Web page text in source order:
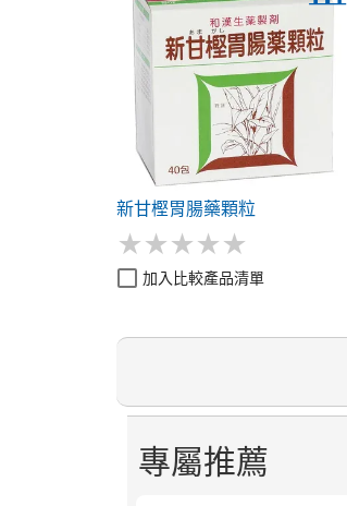
新甘樫胃腸藥顆粒
★★★★★
★★★★★
加入比較產品清單
專屬推薦